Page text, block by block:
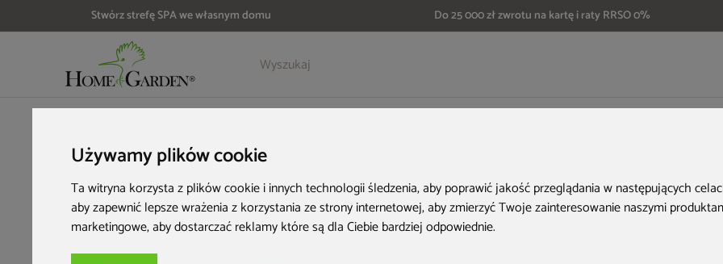
Używamy plików cookie
Ta witryna korzysta z plików cookie i innych technologii śledzenia, aby poprawić jakość przeglądania w następujących
aby zapewnić lepsze wrażenia z korzystania ze strony internetowej,aby zmierzyć Twoje zainteresowanie naszymi
marketingowe,aby dostarczać reklamy które są dla Ciebie bardziej odpowiednie.
Stwórz strefę SPA we własnym domu Do 25 000 zł zwrotu na kartę i raty RRSO 0%
Szczegóły Opinie